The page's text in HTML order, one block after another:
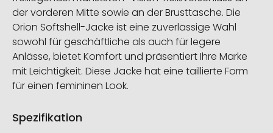
der vorderen Mitte sowie an der Brusttasche. Die
Orion Softshell-Jacke ist eine zuverlässige Wahl
sowohl für geschäftliche als auch für legere
Anlässe, bietet Komfort und präsentiert Ihre Marke
mit Leichtigkeit. Diese Jacke hat eine taillierte Form
für einen femininen Look.
Spezifikation